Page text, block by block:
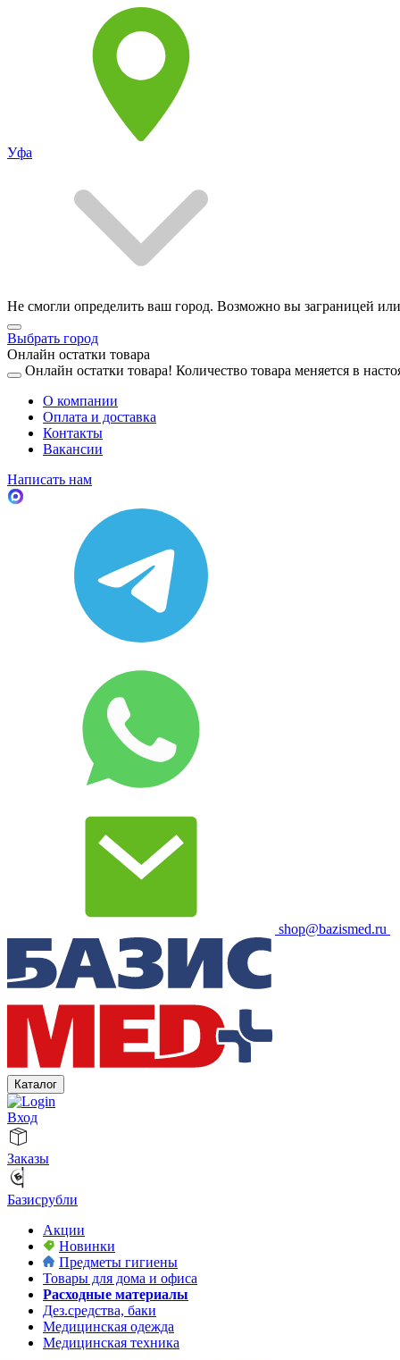
Уфа
Не смогли определить ваш город. Возможно вы заграницей или
Выбрать город
Онлайн остатки товара
Онлайн остатки товара! Количество товара меняется в
О компании
Оплата и доставка
Контакты
Вакансии
Написать нам
shop@bazismed.ru
Каталог
Вход
Заказы
Базисрубли
Акции
Новинки
Предметы гигиены
Товары для дома и офиса
Расходные материалы
Дез.средства, баки
Медицинская одежда
Медицинская техника